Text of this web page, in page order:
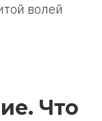
волей
Что